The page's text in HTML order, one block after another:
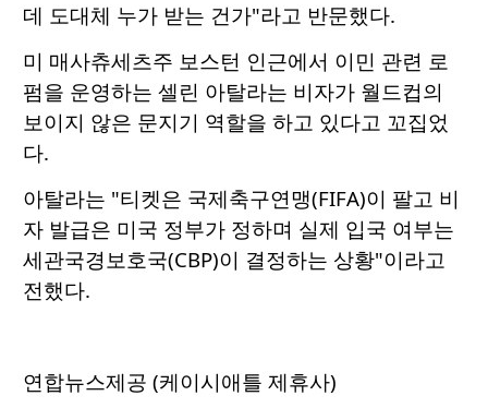
데 도대체 누가 받는 건가"라고 반문했다.
미 매사츄세츠주 보스턴 인근에서 이민 관련 로
펌을 운영하는 셀린 아탈라는 비자가 월드컵의
보이지 않은 문지기 역할을 하고 있다고 꼬집었
다.
아탈라는 "티켓은 국제축구연맹(FIFA)이 팔고 비
자 발급은 미국 정부가 정하며 실제 입국 여부는
세관국경보호국(CBP)이 결정하는 상황"이라고
전했다.
연합뉴스제공 (케이시애틀 제휴사)